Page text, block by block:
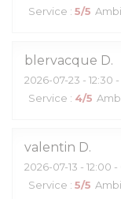
Service : 5/5
blervacque D
2026-07-23 - 12:30
Service : 4/5
valentin D
2026-07-13 - 12:00
Service : 5/5